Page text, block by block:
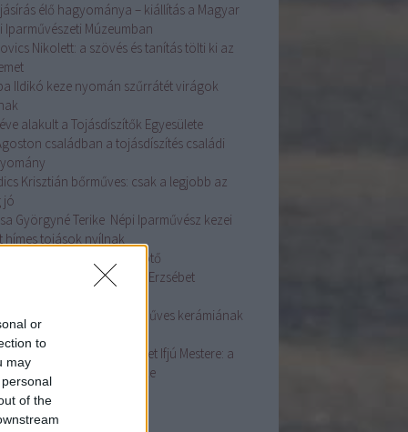
or
to
may
of the
élő hagyománya – kiállítás a Magyar
Iparművészeti Múzeumban
Nikolett: a szövés és tanítás tölti ki az
Ildikó keze nyomán szűrrátét virágok
alakult a Tojásdíszítők Egyesülete
családban a tojásdíszítés családi
Krisztián bőrműves: csak a legjobb az
jó
Györgyné Terike Népi Iparművész kezei
hímes tojások nyílnak
asszonyi fej ékessége a főkötő
Szakmai Nap Dr. Györgyi Erzsébet
Mária fazekas: A kézműves kerámiának
van
Zsuzsanna Népművészet Ifjú Mestere: a
az életünk fontos része
...